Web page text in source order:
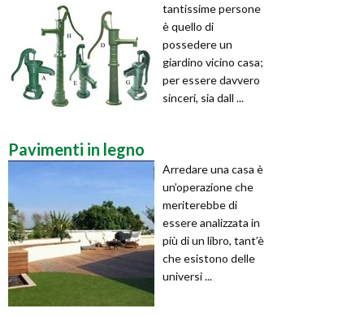
tantissime persone
è quello di
possedere un
giardino vicino casa;
per essere davvero
sinceri, sia dall ...
Pavimenti in legno
Arredare una casa è
un’operazione che
meriterebbe di
essere analizzata in
più di un libro, tant’è
che esistono delle
universi ...